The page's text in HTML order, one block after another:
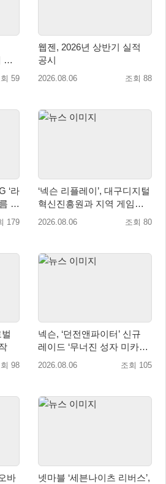
크
59
웹젠, 2026년 상반기 실적
공시
2026.08.06 조회 88
‘라
프
179
‘넥슨 리플레이’, 대구디지털
혁신진흥원과 지역 게임산
업 육성 위한 업무협약 체결
2026.08.06 조회 80
98
넥슨, ‘던전앤파이터’ 신규
레이드 ‘무너진 성자 미카엘
라’ 업데이트!
2026.08.06 조회 105
바
넷마블 ‘세븐나이츠 리버스’,